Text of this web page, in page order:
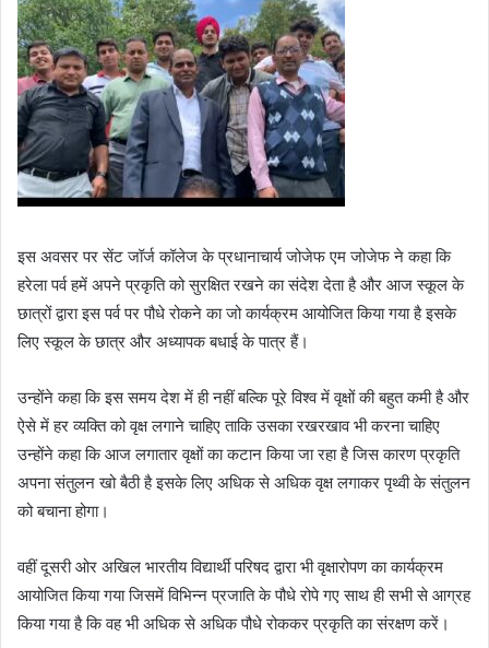
इस अवसर पर सेंट जॉर्ज कॉलेज के प्रधानाचार्य जोजेफ एम जोजेफ ने कहा कि
हरेला पर्व हमें अपने प्रकृति को सुरक्षित रखने का संदेश देता है और आज स्कूल के
छात्रों द्वारा इस पर्व पर पौधे रोकने का जो कार्यक्रम आयोजित किया गया है इसके
लिए स्कूल के छात्र और अध्यापक बधाई के पात्र हैं।
उन्होंने कहा कि इस समय देश में ही नहीं बल्कि पूरे विश्व में वृक्षों की बहुत कमी है और
ऐसे में हर व्यक्ति को वृक्ष लगाने चाहिए ताकि उसका रखरखाव भी करना चाहिए
उन्होंने कहा कि आज लगातार वृक्षों का कटान किया जा रहा है जिस कारण प्रकृति
अपना संतुलन खो बैठी है इसके लिए अधिक से अधिक वृक्ष लगाकर पृथ्वी के संतुलन
को बचाना होगा।
वहीं दूसरी ओर अखिल भारतीय विद्यार्थी परिषद द्वारा भी वृक्षारोपण का कार्यक्रम
आयोजित किया गया जिसमें विभिन्न प्रजाति के पौधे रोपे गए साथ ही सभी से आग्रह
किया गया है कि वह भी अधिक से अधिक पौधे रोककर प्रकृति का संरक्षण करें।